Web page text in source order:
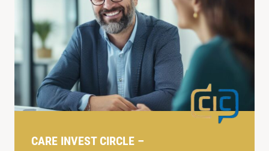
CARE INVEST CIRCLE –